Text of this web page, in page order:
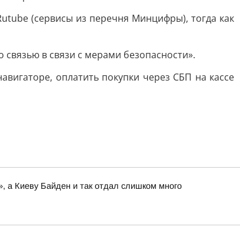
(сервисы из перечня Минцифры), тогда как
в связи с мерами безопасности».
оплатить покупки через СБП на кассе
а Киеву Байден и так отдал слишком много